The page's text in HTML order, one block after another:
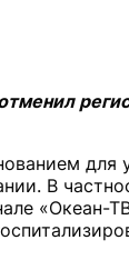
В
«Океан-